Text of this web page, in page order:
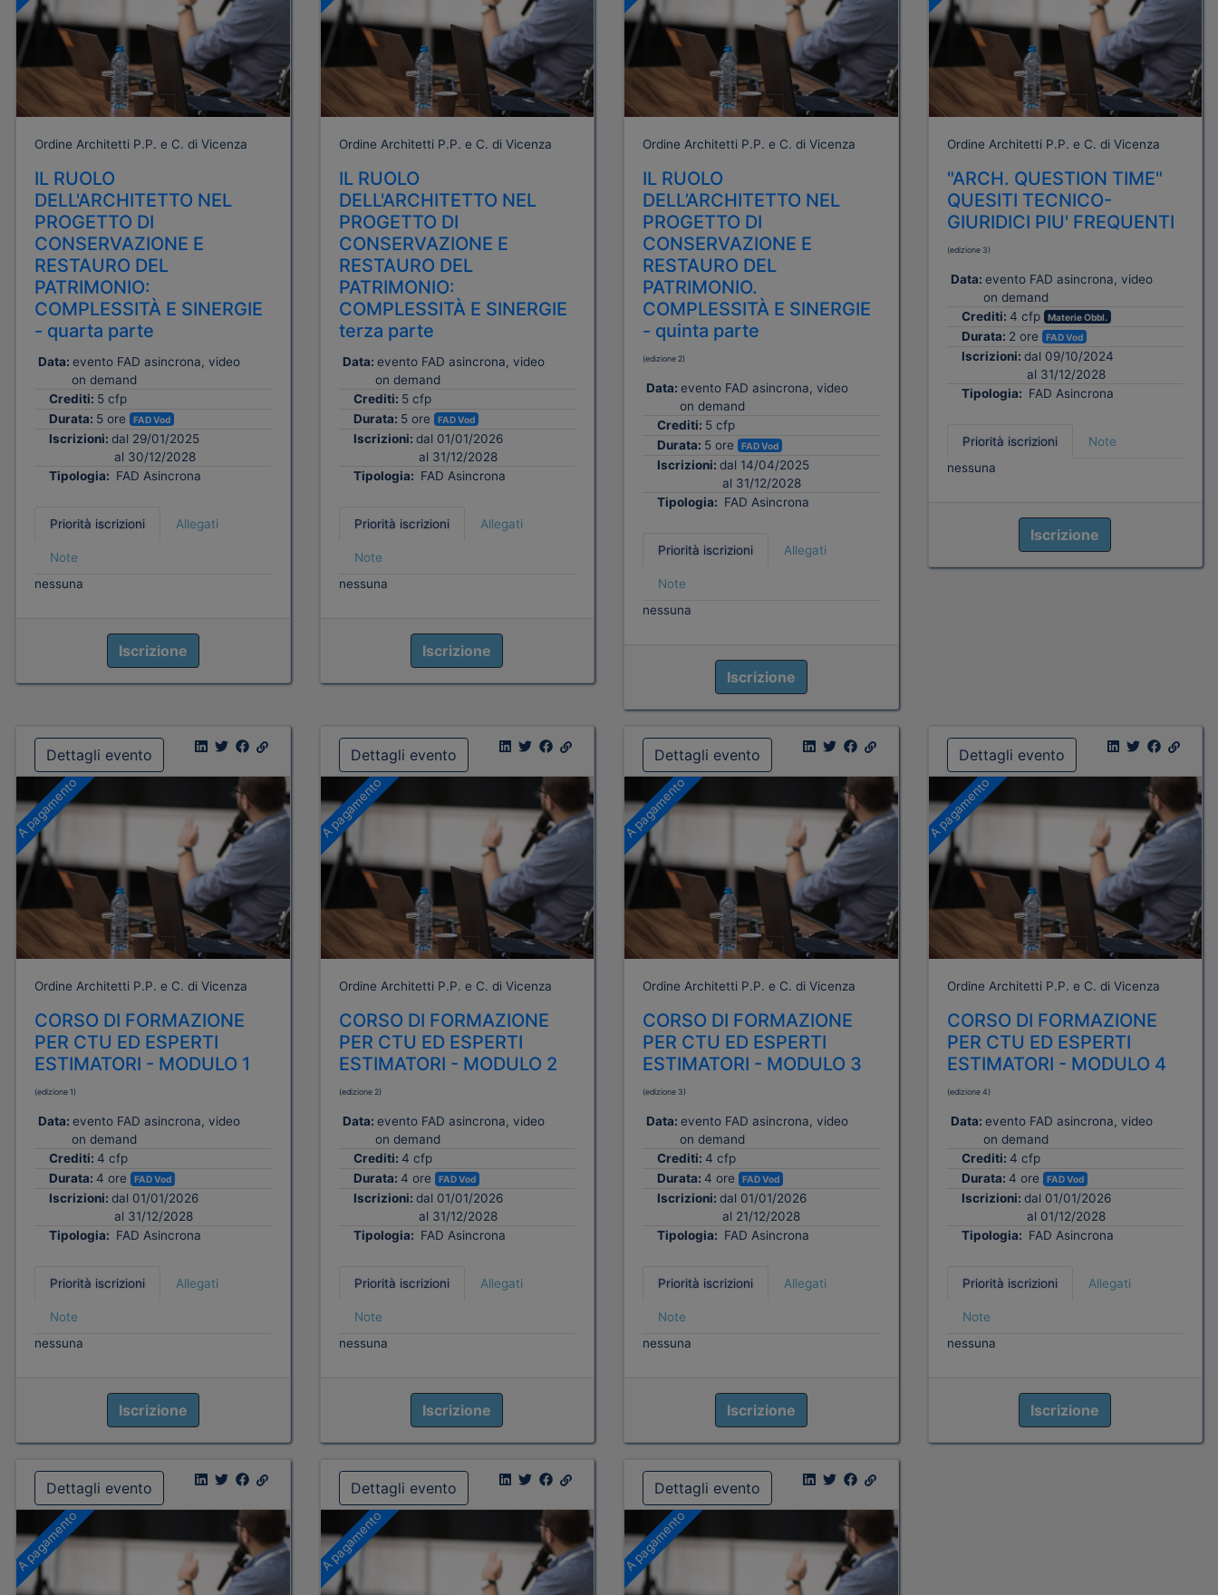
Ordine Architetti P.P. e C. di Vicenza
IL RUOLO
DELL'ARCHITETTO NEL
PROGETTO DI
CONSERVAZIONE E
RESTAURO DEL
PATRIMONIO:
COMPLESSITÀ E SINERGIE
- quarta parte
Data: evento FAD asincrona, video
on demand
Crediti: 5 cfp
Durata: 5 ore FAD Vod
Iscrizioni: dal 29/01/2025
al 30/12/2028
Tipologia: FAD Asincrona
Priorità iscrizioni Allegati
Note
nessuna
Iscrizione
Ordine Architetti P.P. e C. di Vicenza
IL RUOLO
DELL'ARCHITETTO NEL
PROGETTO DI
CONSERVAZIONE E
RESTAURO DEL
PATRIMONIO:
COMPLESSITÀ E SINERGIE
terza parte
Data: evento FAD asincrona, video
on demand
Crediti: 5 cfp
Durata: 5 ore FAD Vod
Iscrizioni: dal 01/01/2026
al 31/12/2028
Tipologia: FAD Asincrona
Priorità iscrizioni Allegati
Note
nessuna
Iscrizione
Ordine Architetti P.P. e C. di Vicenza
IL RUOLO
DELL’ARCHITETTO NEL
PROGETTO DI
CONSERVAZIONE E
RESTAURO DEL
PATRIMONIO.
COMPLESSITÀ E SINERGIE
- quinta parte
(edizione 2)
Data: evento FAD asincrona, video
on demand
Crediti: 5 cfp
Durata: 5 ore FAD Vod
Iscrizioni: dal 14/04/2025
al 31/12/2028
Tipologia: FAD Asincrona
Priorità iscrizioni Allegati
Note
nessuna
Iscrizione
Ordine Architetti P.P. e C. di Vicenza
"ARCH. QUESTION TIME"
QUESITI TECNICO-
GIURIDICI PIU' FREQUENTI
(edizione 3)
Data: evento FAD asincrona, video
on demand
Crediti: 4 cfp Materie Obbl.
Durata: 2 ore FAD Vod
Iscrizioni: dal 09/10/2024
al 31/12/2028
Tipologia: FAD Asincrona
Priorità iscrizioni
Note
nessuna
Iscrizione
Dettagli evento
A pagamento
Ordine Architetti P.P. e C. di Vicenza
CORSO DI FORMAZIONE
PER CTU ED ESPERTI
ESTIMATORI - MODULO 1
(edizione 1)
Data: evento FAD asincrona, video
on demand
Crediti: 4 cfp
Durata: 4 ore FAD Vod
Iscrizioni: dal 01/01/2026
al 31/12/2028
Tipologia: FAD Asincrona
Priorità iscrizioni Allegati
Note
nessuna
Iscrizione
Dettagli evento
A pagamento
Ordine Architetti P.P. e C. di Vicenza
CORSO DI FORMAZIONE
PER CTU ED ESPERTI
ESTIMATORI - MODULO 2
(edizione 2)
Data: evento FAD asincrona, video
on demand
Crediti: 4 cfp
Durata: 4 ore FAD Vod
Iscrizioni: dal 01/01/2026
al 31/12/2028
Tipologia: FAD Asincrona
Priorità iscrizioni Allegati
Note
nessuna
Iscrizione
Dettagli evento
A pagamento
Ordine Architetti P.P. e C. di Vicenza
CORSO DI FORMAZIONE
PER CTU ED ESPERTI
ESTIMATORI - MODULO 3
(edizione 3)
Data: evento FAD asincrona, video
on demand
Crediti: 4 cfp
Durata: 4 ore FAD Vod
Iscrizioni: dal 01/01/2026
al 21/12/2028
Tipologia: FAD Asincrona
Priorità iscrizioni Allegati
Note
nessuna
Iscrizione
Dettagli evento
A pagamento
Ordine Architetti P.P. e C. di Vicenza
CORSO DI FORMAZIONE
PER CTU ED ESPERTI
ESTIMATORI - MODULO 4
(edizione 4)
Data: evento FAD asincrona, video
on demand
Crediti: 4 cfp
Durata: 4 ore FAD Vod
Iscrizioni: dal 01/01/2026
al 01/12/2028
Tipologia: FAD Asincrona
Priorità iscrizioni Allegati
Note
nessuna
Iscrizione
Dettagli evento
A pagamento
Dettagli evento
A pagamento
Dettagli evento
A pagamento